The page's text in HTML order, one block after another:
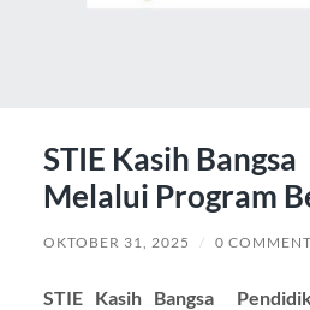
STIE Kasih
Melalui Program
OKTOBER 31, 2025 / 0
STIE Kasih Bangsa